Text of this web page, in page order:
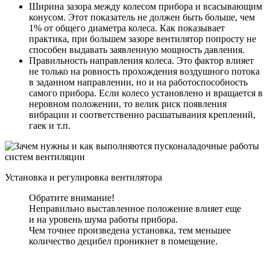
Ширина зазора между колесом прибора и всасывающим
конусом. Этот показатель не должен быть больше, чем
1% от общего диаметра колеса. Как показывает
практика, при большем зазоре вентилятор попросту не
способен выдавать заявленную мощность давления.
Правильность направления колеса. Это фактор влияет
не только на ровность прохождения воздушного потока
в заданном направлении, но и на работоспособность
самого прибора. Если колесо установлено и вращается в
неровном положении, то велик риск появления
вибрации и соответственно расшатывания креплений,
гаек и т.п.
Установка и регулировка вентилятора
Обратите внимание!
Неправильно выставленное положение влияет еще
и на уровень шума работы прибора.
Чем точнее произведена установка, тем меньшее
количество децибел проникнет в помещение.